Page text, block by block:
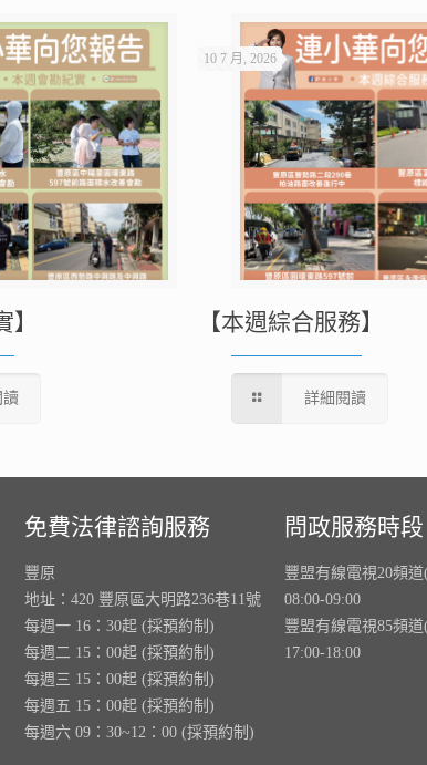
10 7 月, 2026
【本週綜合服務】
詳細閱讀
免費法律諮詢服務
豐原
地址：420 豐原區大明路236巷11號
每週一 16：30起 (採預約制)
每週二 15：00起 (採預約制)
每週三 15：00起 (採預約制)
每週五 15：00起 (採預約制)
每週六 09：30~12：00 (採預約制)
問政服務時段
豐盟有線電視20頻
08:00-09:00
豐盟有線電視85頻
17:00-18:00